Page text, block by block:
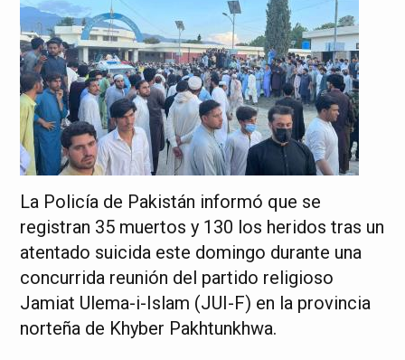
La Policía de Pakistán informó que se
registran 35 muertos y 130 los heridos tras un
atentado suicida este domingo durante una
concurrida reunión del partido religioso
Jamiat Ulema-i-Islam (JUI-F) en la provincia
norteña de Khyber Pakhtunkhwa.